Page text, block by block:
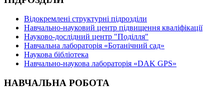
Відокремлені структурні підрозділи
Навчально-науковий центр підвищення кваліфікації
Науково-дослідний центр "Поділля"
Навчальна лабораторія «Ботанічний сад»
Наукова бібліотека
Навчально-наукова лабораторія «DAK GPS»
НАВЧАЛЬНА РОБОТА